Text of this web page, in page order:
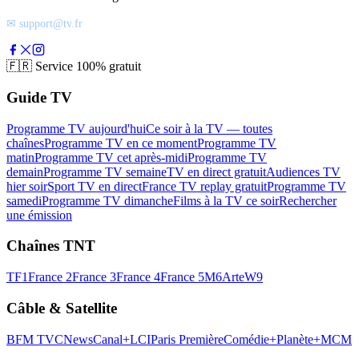
✉ support@tv.fr
🇫🇷 Service 100% gratuit
Guide TV
Programme TV aujourd'huiCe soir à la TV — toutes
chaînesProgramme TV en ce momentProgramme TV
matinProgramme TV cet après-midiProgramme TV
demainProgramme TV semaineTV en direct gratuitAudiences TV
hier soirSport TV en directFrance TV replay gratuitProgramme TV
samediProgramme TV dimancheFilms à la TV ce soirRechercher
une émission
Chaînes TNT
TF1France 2France 3France 4France 5M6ArteW9
Câble & Satellite
BFM TVCNewsCanal+LCIParis PremièreComédie+Planète+MCM